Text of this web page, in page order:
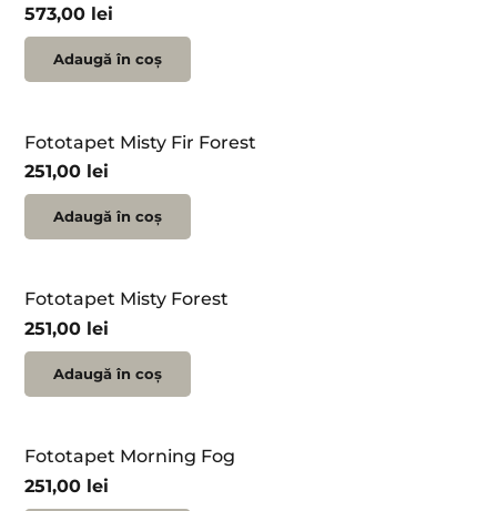
573,00 lei
Adaugă în coș
Fototapet Misty Fir Forest
251,00 lei
Adaugă în coș
Fototapet Misty Forest
251,00 lei
Adaugă în coș
Fototapet Morning Fog
251,00 lei